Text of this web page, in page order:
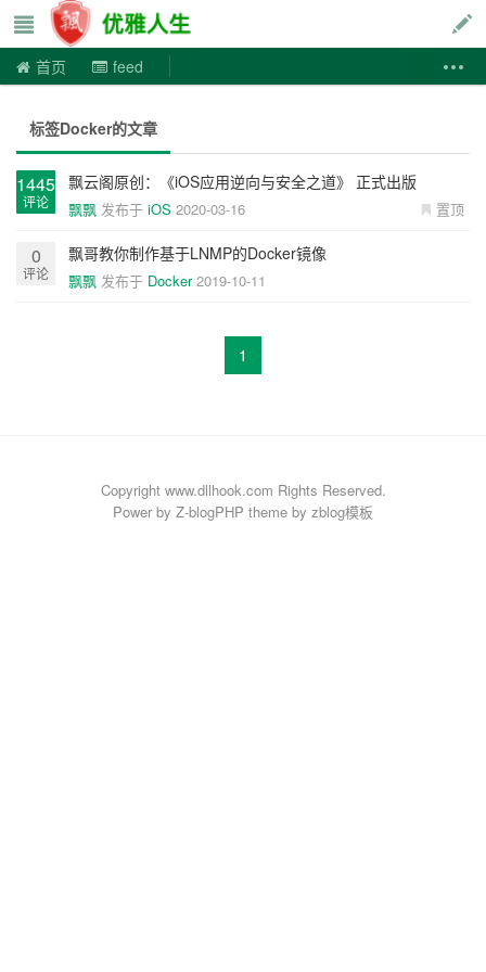
首页 feed
标签Docker的文章
1445
评论
飘云阁原创：《iOS应用逆向与安全之道》 正式出版
置顶
飘飘 发布于 iOS 2020-03-16
0
评论
飘哥教你制作基于LNMP的Docker镜像
飘飘 发布于 Docker 2019-10-11
1
Copyright www.dllhook.com Rights Reserved.
Power by Z-blogPHP theme by zblog模板